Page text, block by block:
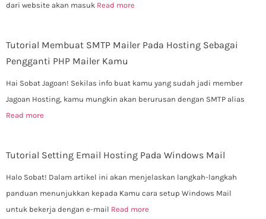
dari website akan masuk Read more
Tutorial Membuat SMTP Mailer Pada Hosting Sebagai
Pengganti PHP Mailer Kamu
Hai Sobat Jagoan! Sekilas info buat kamu yang sudah jadi member
Jagoan Hosting, kamu mungkin akan berurusan dengan SMTP alias
Read more
Tutorial Setting Email Hosting Pada Windows Mail
Halo Sobat! Dalam artikel ini akan menjelaskan langkah-langkah
panduan menunjukkan kepada Kamu cara setup Windows Mail
untuk bekerja dengan e-mail Read more